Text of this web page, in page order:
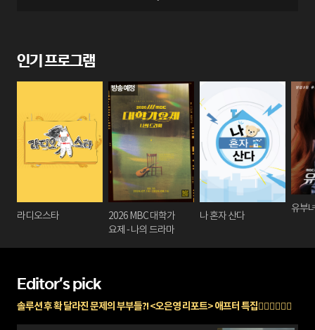
인기 프로그램
라디오스타
2026 MBC 대학가
요제 - 나의 드라마
방송예정
나 혼자 산다
유부
Editor's pick
솔루션 후 확 달라진 문제의 부부들?! <오은영 리포트> 애프터 특집🧑🏻‍❤️‍💋‍👩🏻